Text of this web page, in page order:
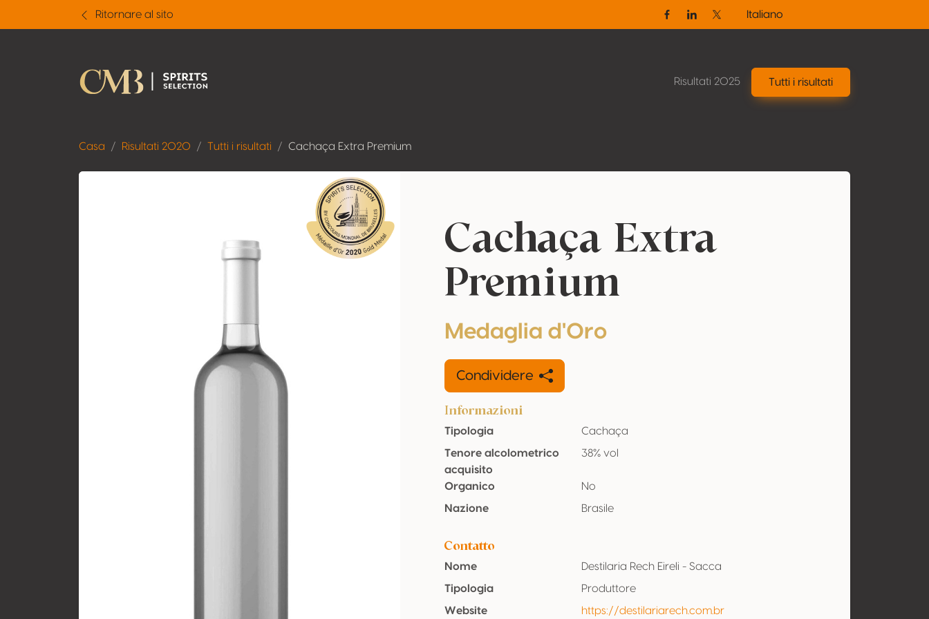
Ritornare al sito
FacebookLinkedinTwitter / X
Italiano
Risultati 2025 Tutti i risultati
Casa Risultati 2020 Tutti i risultati Cachaça Extra Premium
Cachaça Extra
Premium
Medaglia d'Oro
Condividere
Informazioni
Tipologia
Cachaça
Tenore alcolometrico
acquisito
38% vol
Organico
No
Nazione
Brasile
Contatto
Nome
Destilaria Rech Eireli - Sacca
Tipologia
Produttore
Website
https://destilariarech.com.br